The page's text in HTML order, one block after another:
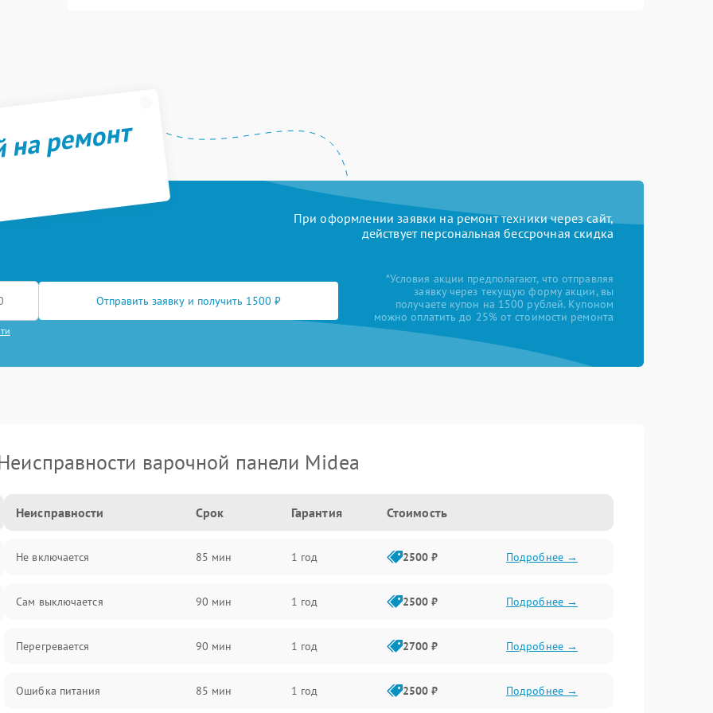
ремонт
При оформлении заявки на ремонт техники через сайт,
действует персональная бессрочная скидка
Отправить заявку и получить 1500 ₽
*Условия акции предполагают, что отправляя
заявку через текущую форму акции, вы
получаете купон на 1500 рублей. Купоном
можно оплатить до 25% от стоимости ремонта
варочной панели Midea
Неисправности Срок Гарантия Стоимость
Не включается 85 мин 1 год 2500 ₽ Подробнее →
Сам выключается 90 мин 1 год 2500 ₽ Подробнее →
Перегревается 90 мин 1 год 2700 ₽ Подробнее →
Ошибка питания 85 мин 1 год 2500 ₽ Подробнее →